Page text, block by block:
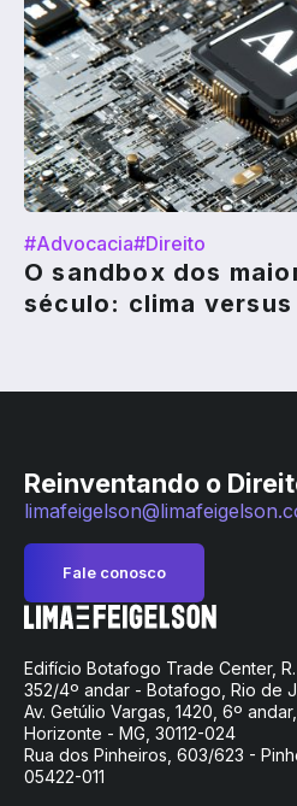
#Advocacia#Direito
O sandbox dos
século: clima versus
Reinventando o
Fale conosco
Edifício Botafogo Trade Center,
352/4º andar - Botafogo, Rio de
Av. Getúlio Vargas, 1420, 6º
Horizonte - MG, 30112-024
Rua dos Pinheiros, 603/623 -
05422-011